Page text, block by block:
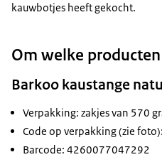
kauwbotjes heeft gekocht.
Om welke
Barkoo kaustange
Verpakking: zakjes van 570
Code op verpakking (zie
Barcode: 4260077047292